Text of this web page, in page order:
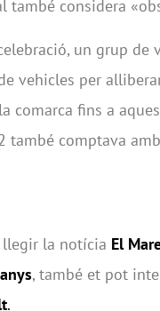
també considera
un grup
vehicles per
comarca fins a
també comptava
llegir la notícia El
, també et pot
.